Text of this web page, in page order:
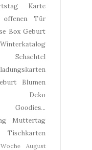
Karte
Tür
Box Geburt
Schachtel
Blumen
Deko
Goodies...
Muttertag
Tischkarten
August